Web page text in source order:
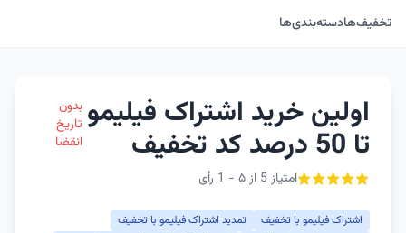
تخفیف‌هادسته‌بندی‌ها
اولین خرید اشتراک فیلیمو
تا 50 درصد کد تخفیف
امتیاز 5 از ۵ - 1 رأی
بدون
تاریخ
انقضا
اشتراک فیلیمو با تخفیف
تمدید اشتراک فیلیمو با تخفیف